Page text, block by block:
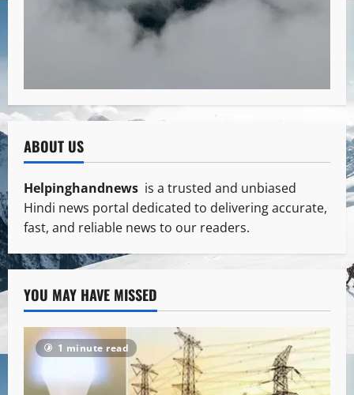
ABOUT US
Helpinghandnews is a trusted and unbiased
Hindi news portal dedicated to delivering accurate,
fast, and reliable news to our readers.
YOU MAY HAVE MISSED
1 minute read